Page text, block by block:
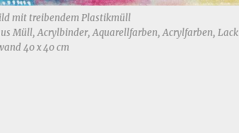
mit treibendem Plastikmüll
Müll, Acrylbinder, Aquarellfarben, Acrylfarben, Lack
40 x 40 cm